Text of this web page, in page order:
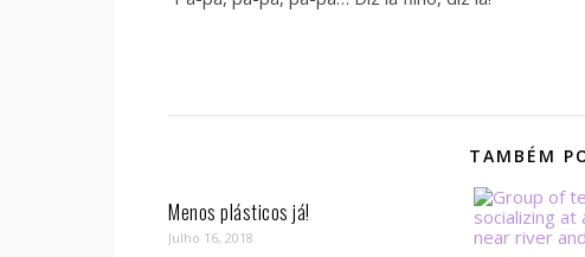
TAMBÉM
Menos plásticos já!
Julho 16, 2018